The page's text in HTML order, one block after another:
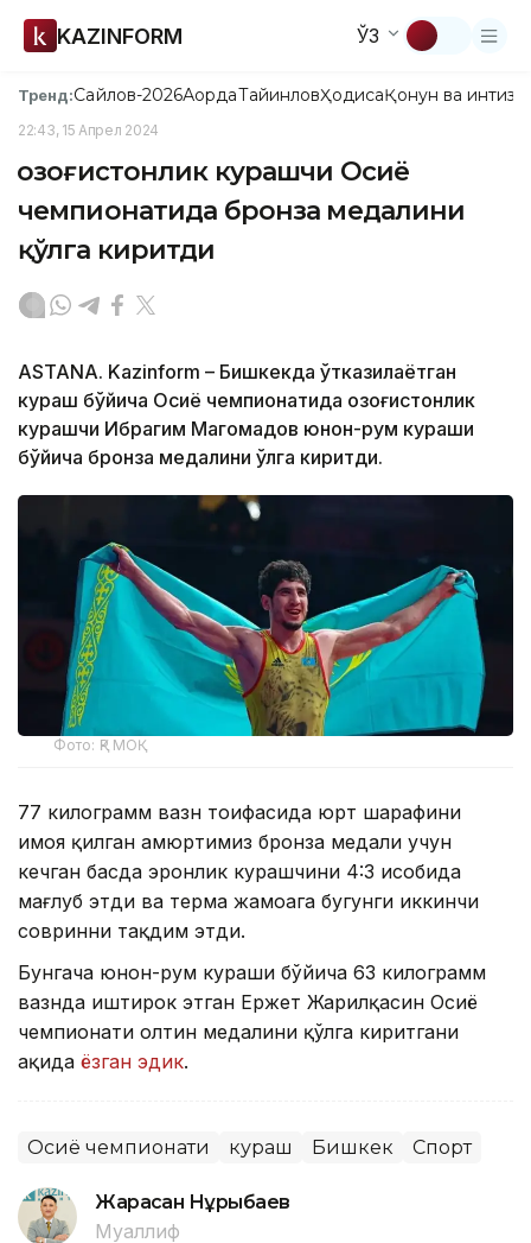
KAZINFORM ЎЗ
Тренд:Сайлов-2026АқордаТайинловҲодисаҚонун ва
22:43, 15 Апрел 2024
Қозоғистонлик курашчи Осиё
чемпионатида бронза медалини
қўлга киритди
ASTANA. Kazinform – Бишкекда ўтказилаётган
кураш бўйича Осиё чемпионатида қозоғистонлик
курашчи Ибрагим Магомадов юнон-рум кураши
бўйича бронза медалини қўлга киритди.
Фото: ҚР МОҚ
77 килограмм вазн тоифасида юрт шарафини
ҳимоя қилган ҳамюртимиз бронза медали учун
кечган баҳсда эронлик курашчини 4:3 ҳисобида
мағлуб этди ва терма жамоага бугунги иккинчи
совринни тақдим этди.
Бунгача юнон-рум кураши бўйича 63 килограмм
вазнда иштирок этган Ержет Жарилқасин Осиё
чемпионати олтин медалини қўлга киритгани
ҳақида ёзган эдик.
Осиё чемпионати кураш Бишкек Спорт
Жарасқан Нұрыбаев
Муаллиф